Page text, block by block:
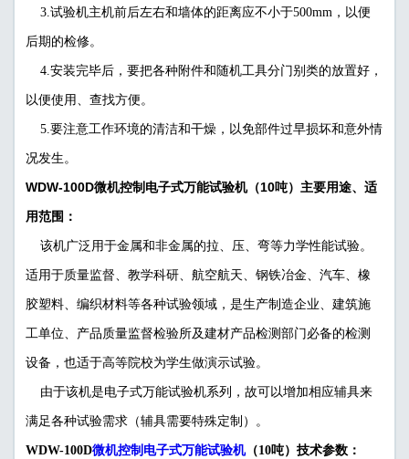
3.试验机主机前后左右和墙体的距离应不小于500mm，以便
后期的检修。
4.安装完毕后，要把各种附件和随机工具分门别类的放置好，
以便使用、查找方便。
5.要注意工作环境的清洁和干燥，以免部件过早损坏和意外情
况发生。
WDW-100D微机控制电子式万能试验机（10吨）主要用途、适
用范围：
该机广泛用于金属和非金属的拉、压、弯等力学性能试验。
适用于质量监督、教学科研、航空航天、钢铁冶金、汽车、橡
胶塑料、编织材料等各种试验领域，是生产制造企业、建筑施
工单位、产品质量监督检验所及建材产品检测部门必备的检测
设备，也适于高等院校为学生做演示试验。
由于该机是电子式万能试验机系列，故可以增加相应辅具来
满足各种试验需求（辅具需要特殊定制）。
WDW-100D微机控制电子式万能试验机（10吨）技术参数：